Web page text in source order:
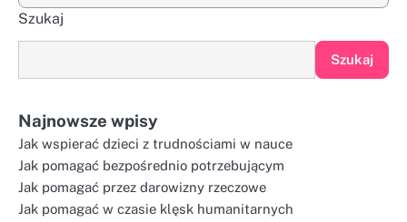
Szukaj
Szukaj
Najnowsze wpisy
Jak wspierać dzieci z trudnościami w nauce
Jak pomagać bezpośrednio potrzebującym
Jak pomagać przez darowizny rzeczowe
Jak pomagać w czasie klęsk humanitarnych